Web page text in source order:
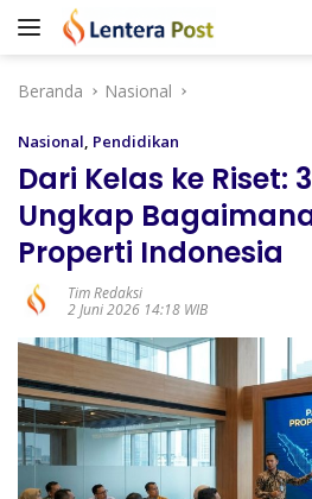
Langsung
Beranda
Nasional
Nasional, Pendidikan
Dari Kelas ke Riset:
Ungkap
Properti Indonesia
Tim Redaksi
2 Juni 2026 14:18 WIB